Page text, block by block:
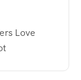
Love